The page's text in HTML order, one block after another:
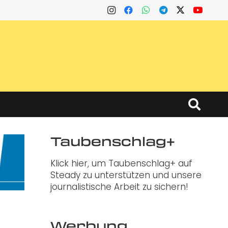
Taubenschlag+
Klick hier, um Taubenschlag+ auf
Steady zu unterstützen und unsere
journalistische Arbeit zu sichern!